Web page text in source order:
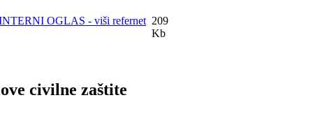
OGLAS - viši refernet 209
Kb
civilne zaštite